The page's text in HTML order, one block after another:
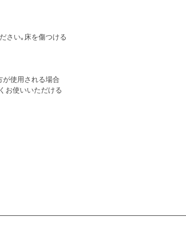
さい｡床を傷つける
使用される場合
お使いいただける